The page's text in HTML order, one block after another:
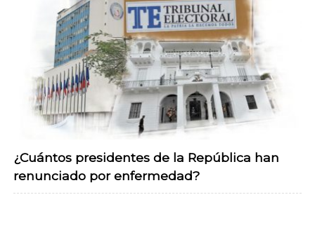
¿Cuántos presidentes de la República han
renunciado por enfermedad?